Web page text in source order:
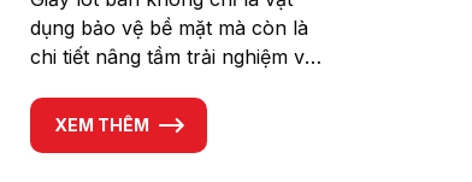
dụng bảo vệ bề mặt mà còn là
chi tiết nâng tầm trải nghiệm và
gian. Từ bàn ăn gia đình, quán
cà phê đến nhà hàng boutique,
XEM THÊM